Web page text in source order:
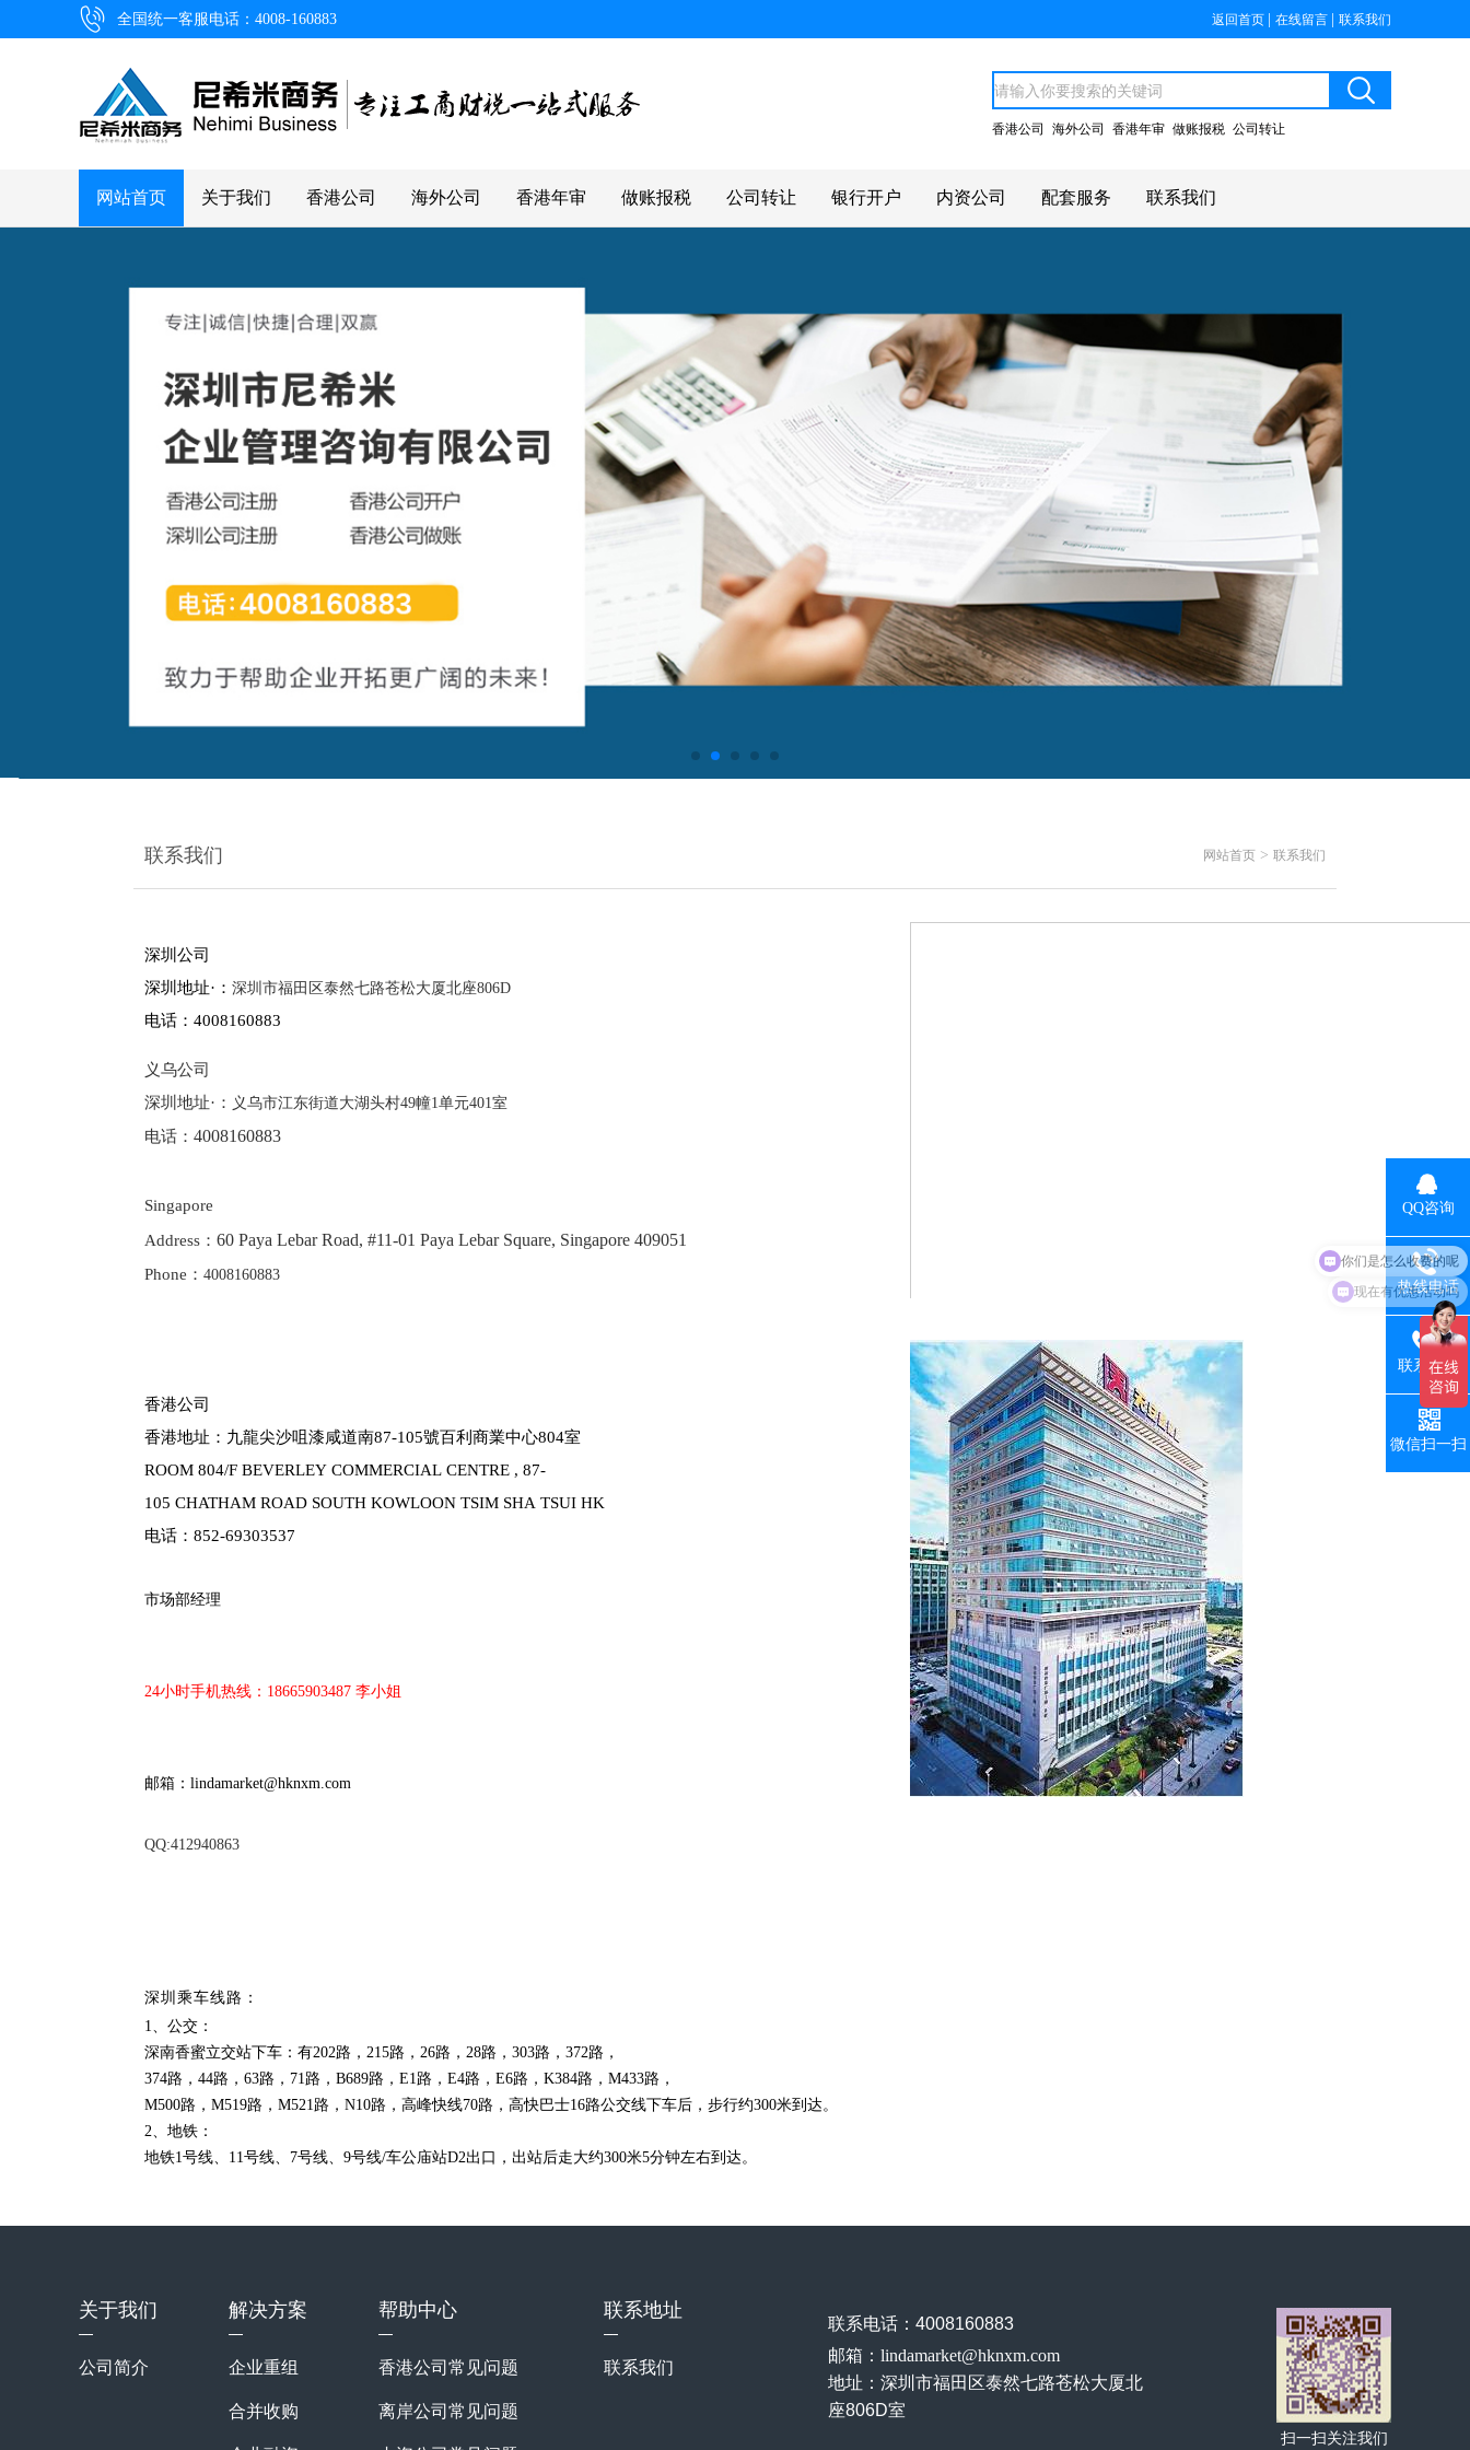
全国统一客服电话：4008-160883 返回首页 在线留言 联系我们
香港公司 海外公司 香港年审 做账报税 公司转让
网站首页 关于我们 香港公司 海外公司 香港年审 做账报税 公司转让 银行开户 内资公司 配套服务 联系我们
联系我们 网站首页 > 联系我们
深圳公司
深圳地址·： 深圳市福田区泰然七路苍松大厦北座806D
电话： 4008160883
义乌公司
深圳地址·： 义乌市江东街道大湖头村49幢1单元401室
电话： 4008160883
Singapore
Address： 60 Paya Lebar Road, #11-01 Paya Lebar Square, Singapore 409051
Phone： 4008160883
香港公司
香港地址：九龍尖沙咀漆咸道南87-105號百利商業中心804室
ROOM 804/F BEVERLEY COMMERCIAL CENTRE , 87-
105 CHATHAM ROAD SOUTH KOWLOON TSIM SHA TSUI HK
电话：852-69303537
市场部经理
24小时手机热线： 18665903487 李小姐
邮箱： lindamarket@hknxm.com
QQ:412940863
深圳乘车线路：
1、公交：
深南香蜜立交站下车：有202路，215路，26路，28路，303路，372路，
374路，44路，63路，71路，B689路，E1路，E4路，E6路，K384路，M433路，
M500路，M519路，M521路，N10路，高峰快线70路，高快巴士16路公交线下车后，步行约300米到达。
2、地铁：
地铁1号线、11号线、7号线、9号线/车公庙站D2出口，出站后走大约300米5分钟左右到达。
关于我们
公司简介
解决方案
企业重组
合并收购
帮助中心
香港公司常见问题
离岸公司常见问题
联系地址
联系我们
联系电话：4008160883
邮箱：lindamarket@hknxm.com
地址： 深圳市福田区泰然七路苍松大厦北
座806D室
扫一扫关注我们
QQ咨询
热线电话
联系手机
微信扫一扫
你们是怎么收费的呢
现在有优惠活动吗